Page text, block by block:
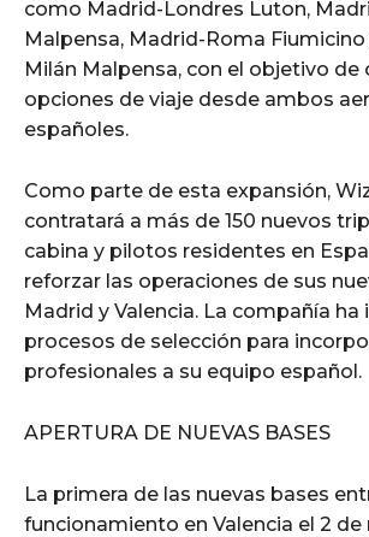
como Madrid-Londres Luton,
Malpensa, Madrid-Roma Fiumicino
Milán Malpensa, con el objetivo de
opciones de viaje desde ambos
españoles.
Como parte de esta expansión,
contratará a más de 150 nuevos
cabina y pilotos residentes en
reforzar las operaciones de sus
Madrid y Valencia. La compañía ha
procesos de selección para
profesionales a su equipo español.
APERTURA DE NUEVAS BASES
La primera de las nuevas bases
funcionamiento en Valencia el 2 de